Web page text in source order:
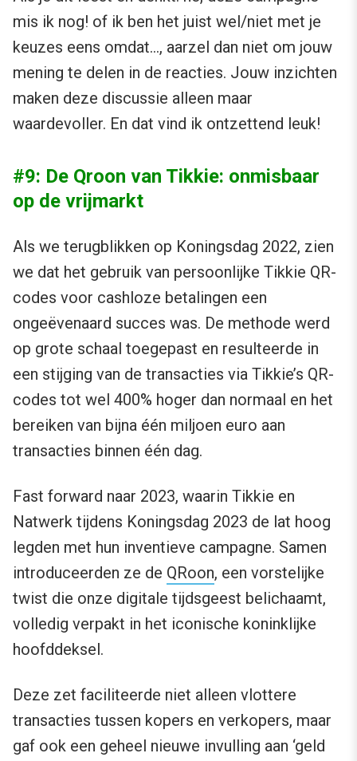
mis ik nog! of ik ben het juist wel/niet met je
keuzes eens omdat…, aarzel dan niet om jouw
mening te delen in de reacties. Jouw inzichten
maken deze discussie alleen maar
waardevoller. En dat vind ik ontzettend leuk!
#9: De Qroon van Tikkie: onmisbaar
op de vrijmarkt
Als we terugblikken op Koningsdag 2022, zien
we dat het gebruik van persoonlijke Tikkie QR-
codes voor cashloze betalingen een
ongeëvenaard succes was. De methode werd
op grote schaal toegepast en resulteerde in
een stijging van de transacties via Tikkie’s QR-
codes tot wel 400% hoger dan normaal en het
bereiken van bijna één miljoen euro aan
transacties binnen één dag.
Fast forward naar 2023, waarin Tikkie en
Natwerk tijdens Koningsdag 2023 de lat hoog
legden met hun inventieve campagne. Samen
introduceerden ze de QRoon, een vorstelijke
twist die onze digitale tijdsgeest belichaamt,
volledig verpakt in het iconische koninklijke
hoofddeksel.
Deze zet faciliteerde niet alleen vlottere
transacties tussen kopers en verkopers, maar
gaf ook een geheel nieuwe invulling aan ‘geld